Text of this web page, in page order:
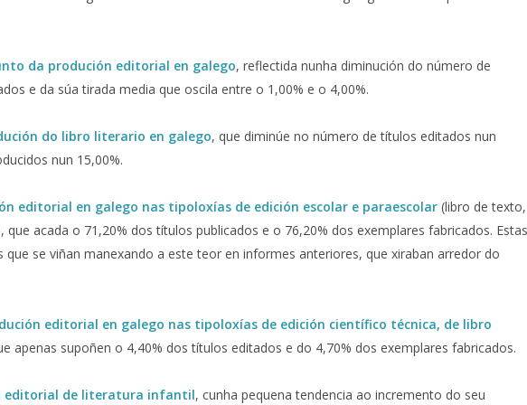
da produción editorial en galego, reflectida nunha diminución do número de
e da súa tirada media que oscila entre o 1,00% e o 4,00%.
do libro literario en galego, que diminúe no número de títulos editados nun
nun 15,00%.
editorial en galego nas tipoloxías de edición escolar e paraescolar (libro de texto,
acada o 71,20% dos títulos publicados e o 76,20% dos exemplares fabricados. Estas
que se viñan manexando a este teor en informes anteriores, que xiraban arredor do
editorial en galego nas tipoloxías de edición científico técnica, de libro
apenas supoñen o 4,40% dos títulos editados e do 4,70% dos exemplares fabricados.
editorial de literatura infantil, cunha pequena tendencia ao incremento do seu